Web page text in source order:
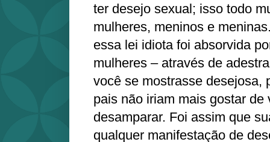
ter desejo sexual; isso todo
mulheres, meninos e
essa lei idiota foi absorvida
mulheres – através de
você se mostrasse desejosa,
pais não iriam mais gostar
desamparar. Foi assim que
qualquer manifestação de